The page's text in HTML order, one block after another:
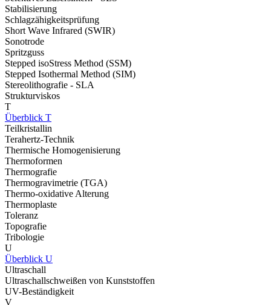
Stabilisierung
Schlagzähigkeitsprüfung
Short Wave Infrared (SWIR)
Sonotrode
Spritzguss
Stepped isoStress Method (SSM)
Stepped Isothermal Method (SIM)
Stereolithografie - SLA
Strukturviskos
T
Überblick T
Teilkristallin
Terahertz-Technik
Thermische Homogenisierung
Thermoformen
Thermografie
Thermogravimetrie (TGA)
Thermo-oxidative Alterung
Thermoplaste
Toleranz
Topografie
Tribologie
U
Überblick U
Ultraschall
Ultraschallschweißen von Kunststoffen
UV-Beständigkeit
V